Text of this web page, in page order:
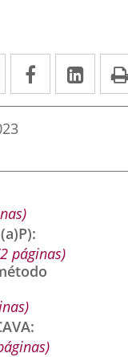
Twitter
Enlace Facebook
Enlace
a
externa.
a
páginas)